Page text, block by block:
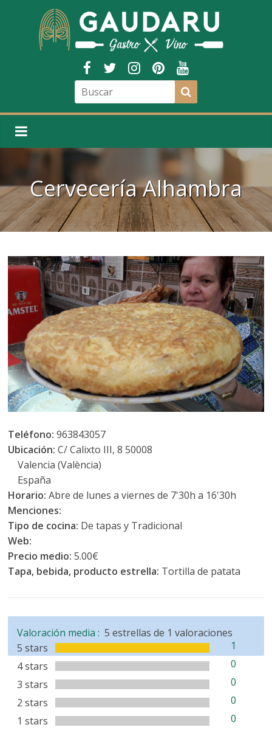
Cervecería Alhambra
Teléfono:963843057
Ubicación:C/ Calixto III, 8 50008
Valencia (València)
España
Horario:Abre de lunes a viernes de 7'30h a 16'30h
Menciones:
Tipo de cocina: De tapas y Tradicional
Web:
Precio medio:5.00€
Tapa, bebida, producto estrella: Tortilla de patata
Valoración media :
5 stars
1
4 stars
0
3 stars
0
2 stars
0
1 stars
0
5 estrellas de 1 valoraciones